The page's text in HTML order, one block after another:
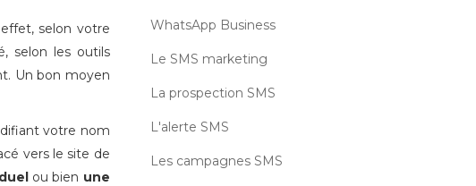
selon votre
selon les outils
Un bon moyen
votre nom
vers le site de
ou bien une
WhatsApp Business
Le SMS marketing
La prospection SMS
L'alerte SMS
Les campagnes SMS